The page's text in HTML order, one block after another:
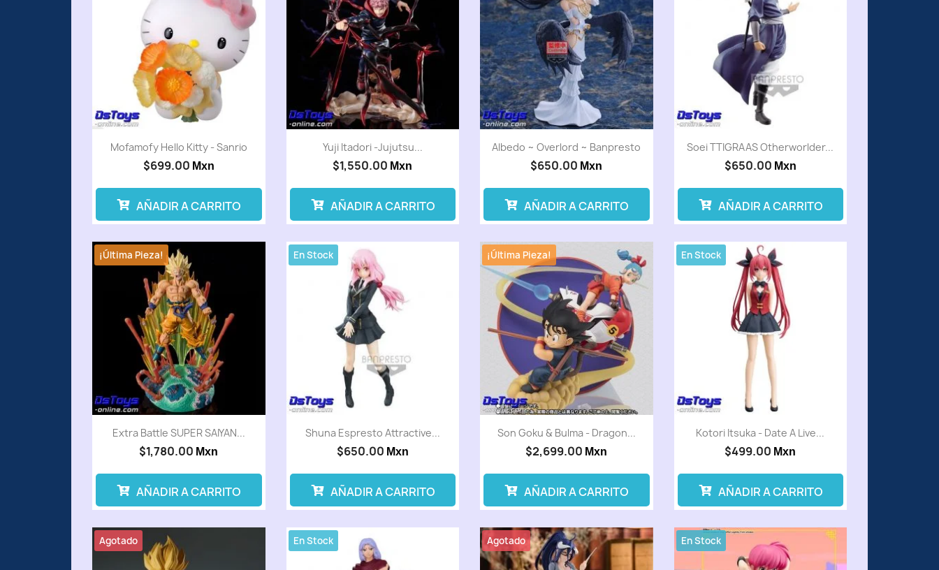
Mofamofy Hello Kitty - Sanrio
$699.00 Mxn
AÑADIR A CARRITO
Yuji Itadori -Jujutsu...
$1,550.00 Mxn
AÑADIR A CARRITO
Albedo ~ Overlord ~ Banpresto
$650.00 Mxn
AÑADIR A CARRITO
Soei TTIGRAAS Otherworlder...
$650.00 Mxn
AÑADIR A CARRITO
Extra Battle SUPER SAIYAN...
$1,780.00 Mxn
¡Última Pieza!
AÑADIR A CARRITO
Shuna Espresto Attractive...
$650.00 Mxn
En Stock
AÑADIR A CARRITO
Son Goku & Bulma - Dragon...
$2,699.00 Mxn
¡Última Pieza!
AÑADIR A CARRITO
Kotori Itsuka - Date A Live...
$499.00 Mxn
En Stock
AÑADIR A CARRITO
Agotado En Stock Agotado En Stock